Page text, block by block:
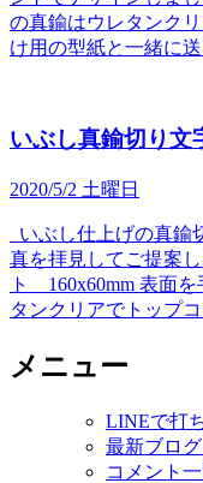
の真鍮はウレタンク
け用の型紙と一緒に
いぶし真鍮切り
2020/5/2 土曜日
いぶし仕上げの真鍮
真を拝見してご提
ト 160x60mm 表面
タンクリアでトップ
メニュー
LINEで打
最新ブロ
コメント